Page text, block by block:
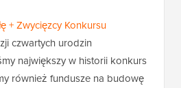
+ Zwycięzcy Konkursu
czwartych urodzin
największy w historii konkurs
również fundusze na budowę